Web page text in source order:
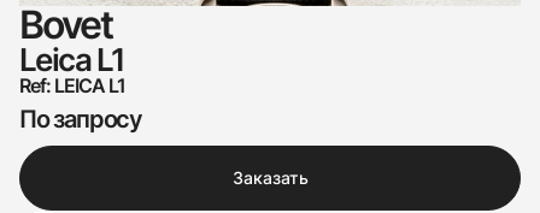
Bovet
Leica L1
Ref: LEICA L1
По запросу
Заказать